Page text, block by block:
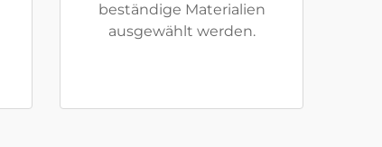
beständige Materialien
ausgewählt werden.